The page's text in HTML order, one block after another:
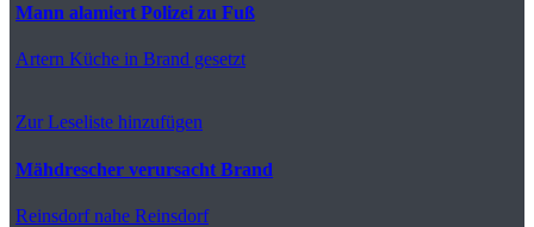
Mann alamiert Polizei zu Fuß
Artern Küche in Brand gesetzt
Zur Leseliste hinzufügen
Mähdrescher verursacht Brand
Reinsdorfnahe Reinsdorf